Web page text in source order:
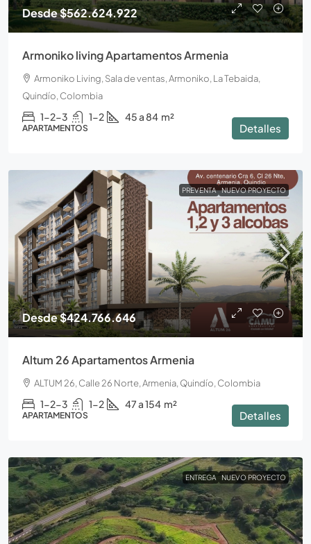
Desde$562.624.922
Armoniko living Apartamentos Armenia
Armoniko Living, Sala de ventas, Armoniko, La Tebaida,
Quindío, Colombia
1-2-3 1-2 45 a 84 m²
APARTAMENTOS Detalles
PREVENTA NUEVO PROYECTO
Desde$424.766.646
Altum 26 Apartamentos Armenia
ALTUM 26, Calle 26 Norte, Armenia, Quindío, Colombia
1-2-3 1-2 47 a 154 m²
APARTAMENTOS Detalles
ENTREGA NUEVO PROYECTO